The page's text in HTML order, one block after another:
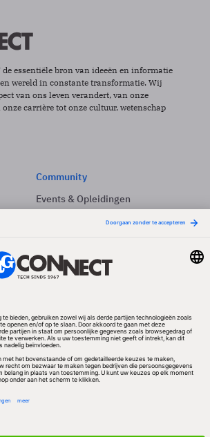
essentiële bron van ideeën en informatie
wereld in constante transformatie. Wij
van ons leven verandert, van onze
carrière tot onze cultuur, wetenschap
Community
Events & Opleidingen